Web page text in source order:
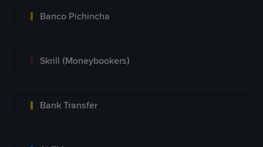
Banco Pichincha
Skrill (Moneybookers)
Bank Transfer